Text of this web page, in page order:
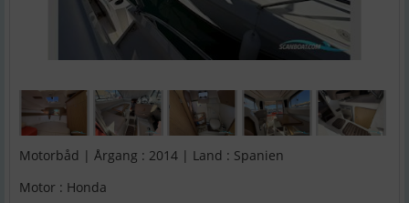
Motorbåd | Årgang : 2014 | Land : Spanien
Motor : Honda